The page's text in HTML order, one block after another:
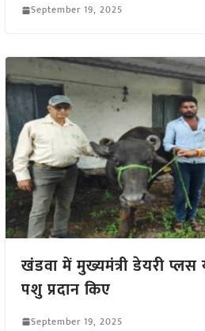
September 19, 2025
खंडवा में मुख्यमंत्री डेयरी प्लस
पशु प्रदान किए
September 19, 2025